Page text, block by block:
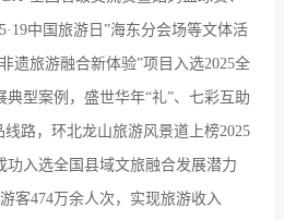
中国旅游日 ”海东分会场等文体活
遗旅游融合新体验”项目入选2025全
典型案例，盛世华年“礼”、七彩互助
路，环北龙山旅游风景道上榜2025
功入选全国县域文旅融合发展潜力
客474万余人次，实现旅游收入